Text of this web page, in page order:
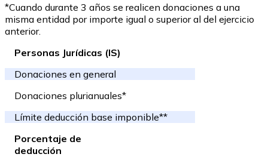
*Cuando durante 3 años se realicen donaciones a una
misma entidad por importe igual o superior al del ejercicio
anterior.
Personas Jurídicas (IS)
Donaciones en general
Donaciones plurianuales*
Límite deducción base imponible**
Porcentaje de
deducción